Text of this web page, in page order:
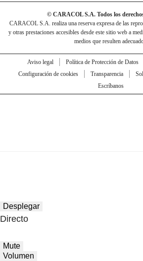
© CARACOL S.A. Todos los
CARACOL S.A. realiza una reserva expresa de las
y otras prestaciones accesibles desde este sitio web a
medios que resulten
Aviso legal Política de Protección de Datos
Configuración de cookies
Transparencia
Escríbanos
Desplegar
Directo
Mute
Volumen